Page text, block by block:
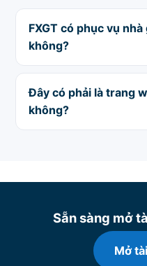
FXGT có phục vụ
không?
Đây có phải là trang
không?
Sẵn sàng mở
Mở